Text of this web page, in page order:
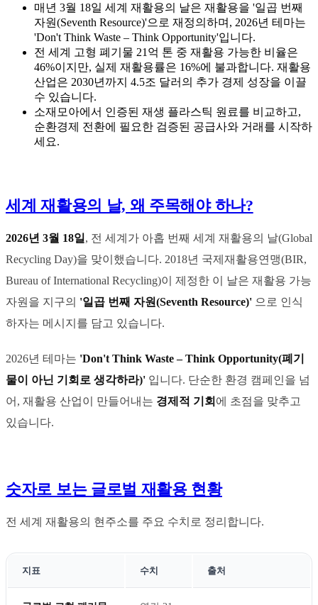
매년 3월 18일 세계 재활용의 날은 재활용을 '일곱 번째
자원(Seventh Resource)'으로 재정의하며, 2026년 테마는
'Don't Think Waste – Think Opportunity'입니다.
전 세계 고형 폐기물 21억 톤 중 재활용 가능한 비율은
46%이지만, 실제 재활용률은 16%에 불과합니다. 재활용
산업은 2030년까지 4.5조 달러의 추가 경제 성장을 이끌
수 있습니다.
소재모아에서 인증된 재생 플라스틱 원료를 비교하고,
순환경제 전환에 필요한 검증된 공급사와 거래를 시작하
세요.
세계 재활용의 날, 왜 주목해야 하나?
2026년 3월 18일 , 전 세계가 아홉 번째 세계 재활용의 날(Global
Recycling Day)을 맞이했습니다. 2018년 국제재활용연맹(BIR,
Bureau of International Recycling)이 제정한 이 날은 재활용 가능
자원을 지구의 '일곱 번째 자원(Seventh Resource)' 으로 인식
하자는 메시지를 담고 있습니다.
2026년 테마는 'Don't Think Waste – Think Opportunity(폐기
물이 아닌 기회로 생각하라)' 입니다. 단순한 환경 캠페인을 넘
어, 재활용 산업이 만들어내는 경제적 기회 에 초점을 맞추고
있습니다.
숫자로 보는 글로벌 재활용 현황
전 세계 재활용의 현주소를 주요 수치로 정리합니다.
지표 수치 출처